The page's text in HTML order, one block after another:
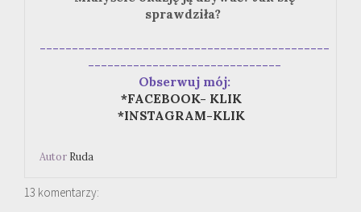
sprawdziła?
---------------------------------------------
------------------------------
Obserwuj mój:
*FACEBOOK- KLIK
*INSTAGRAM-KLIK
Autor Ruda
13 komentarzy: